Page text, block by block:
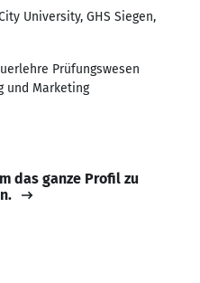
University, GHS Siegen,
Prüfungswesen
und Marketing
das ganze Profil zu